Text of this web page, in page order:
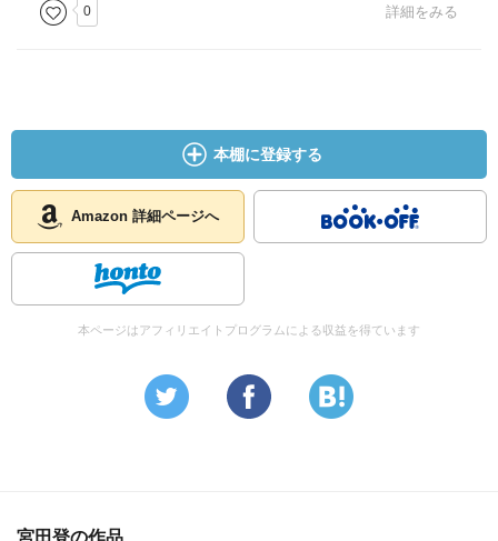
0 詳細をみる
本棚に登録する
Amazon 詳細ページへ
本ページはアフィリエイトプログラムによる収益を得ています
宮田登の作品